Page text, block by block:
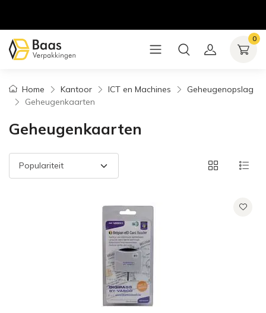
0
Home Kantoor ICT en Machines
Geheugenopslag
Geheugenkaarten
Geheugenkaarten